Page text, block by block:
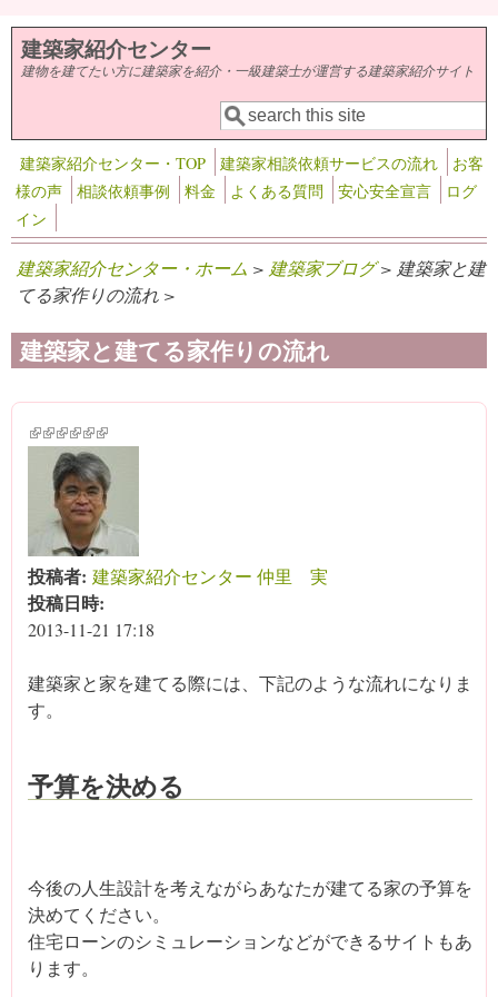
メインコンテンツに移動
建築家紹介センター
建物を建てたい方に建築家を紹介・一級建築士が運営する建築家紹介サイト
検索フォーム
検索
建築家紹介センター・TOP 建築家相談依頼サービスの流れ
お客
様の声
相談依頼事例 料金 よくある質問 安心安全宣言
ログ
イン
建築家紹介センター・ホーム > 建築家ブログ> 建築家と建
てる家作りの流れ >
建築家と建てる家作りの流れ
(link is external)
(link is external)
(link is external)
(link is external)
(link is external)
(link is external)
投稿者: 建築家紹介センター 仲里 実
投稿日時:
2013-11-21 17:18
建築家と家を建てる際には、下記のような流れになりま
す。
予算を決める
今後の人生設計を考えながらあなたが建てる家の予算を
決めてください。
住宅ローンのシミュレーションなどができるサイトもあ
ります。